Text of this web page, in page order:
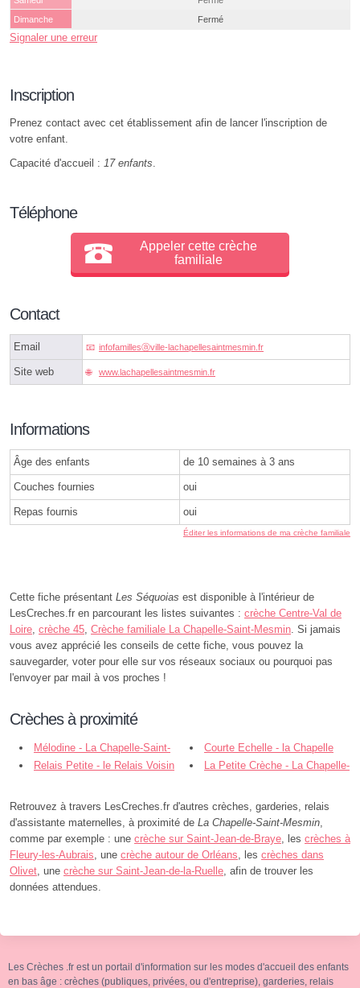
Dimanche
Fermé
Signaler une erreur
Inscription
Prenez contact avec cet établissement afin de lancer l'inscription de
votre enfant.
Capacité d'accueil : 17 enfants.
Téléphone
Appeler cette crèche
familiale
Contact
Email infofamillesⓐville-lachapellesaintmesmin.fr
Site web www.lachapellesaintmesmin.fr
Informations
Âge des enfants de 10 semaines à 3 ans
Couches fournies oui
Repas fournis oui
Éditer les informations de ma crèche familiale
Cette fiche présentant Les Séquoias est disponible à l'intérieur de
LesCreches.fr en parcourant les listes suivantes : crèche Centre-Val de
Loire, crèche 45, Crèche familiale La Chapelle-Saint-Mesmin. Si jamais
vous avez apprécié les conseils de cette fiche, vous pouvez la
sauvegarder, voter pour elle sur vos réseaux sociaux ou pourquoi pas
l'envoyer par mail à vos proches !
Crèches à proximité
Mélodine - La Chapelle-Saint-
Mesmin
Courte Echelle - la Chapelle
saint M - La Chapelle-Saint-Mesmin
Relais Petite - le Relais Voisin
La Petite Crèche - La Chapelle-
Retrouvez à travers LesCreches.fr d'autres crèches, garderies, relais
d'assistante maternelles, à proximité de La Chapelle-Saint-Mesmin,
comme par exemple : une crèche sur Saint-Jean-de-Braye, les crèches à
Fleury-les-Aubrais, une crèche autour de Orléans, les crèches dans
Olivet, une crèche sur Saint-Jean-de-la-Ruelle, afin de trouver les
données attendues.
Les Crèches .fr est un portail d'information sur les modes d'accueil des enfants
en bas âge : crèches (publiques, privées, ou d'entreprise), garderies, relais